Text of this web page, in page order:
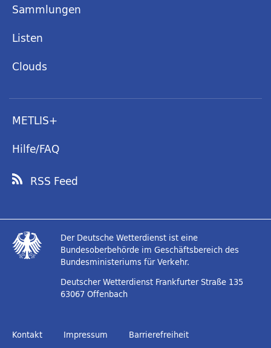
Sammlungen
Listen
Clouds
METLIS+
Hilfe/FAQ
RSS Feed
Der Deutsche Wetterdienst ist eine
Bundesoberbehörde im Geschäftsbereich des
Bundesministeriums für Verkehr.
Deutscher Wetterdienst Frankfurter Straße 135
63067 Offenbach
Kontakt Impressum
Barrierefreiheit